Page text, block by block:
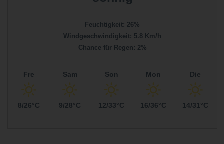
Feuchtigkeit: 26%
Windgeschwindigkeit: 5.8 Km/h
Chance für Regen: 2%
Fre
8/26°C
Sam
9/28°C
Son
12/33°C
Mon
16/36°C
Die
14/31°C